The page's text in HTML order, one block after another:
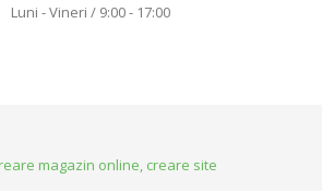
Luni - Vineri / 9:00 - 17:00